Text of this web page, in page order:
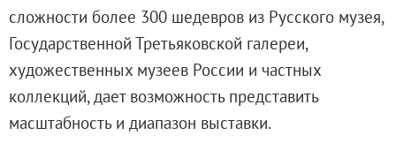
Высказать мнение / Сообщить о проблеме
Экскурсии
Лекции и абонементы
Лекторий
Лекции
сложности более 300 шедевров из Русского музея,
Государственной Третьяковской галереи,
художественных музеев России и частных
коллекций, дает возможность представить
масштабность и диапазон выставки.